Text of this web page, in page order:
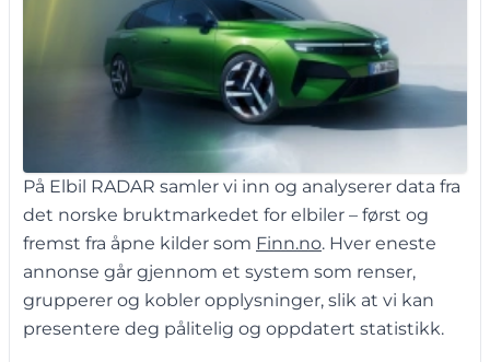
På Elbil RADAR samler vi inn og analyserer data fra
det norske bruktmarkedet for elbiler – først og
fremst fra åpne kilder som Finn.no. Hver eneste
annonse går gjennom et system som renser,
grupperer og kobler opplysninger, slik at vi kan
presentere deg pålitelig og oppdatert statistikk.